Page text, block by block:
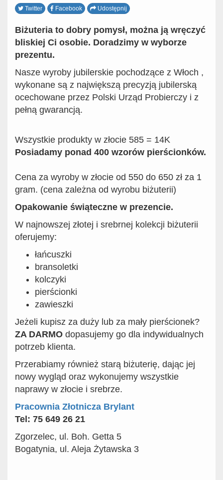
Twitter Facebook Udostępnij
Biżuteria to dobry pomysł, można ją wręczyć
bliskiej Ci osobie. Doradzimy w wyborze
prezentu.
Nasze wyroby jubilerskie pochodzące z Włoch ,
wykonane są z największą precyzją jubilerską
ocechowane przez Polski Urząd Probierczy i z
pełną gwarancją.
Wszystkie produkty w złocie 585 = 14K
Posiadamy ponad 400 wzorów pierścionków.
Cena za wyroby w złocie od 550 do 650 zł za 1
gram. (cena zależna od wyrobu biżuterii)
Opakowanie świąteczne w prezencie.
W najnowszej złotej i srebrnej kolekcji biżuterii
oferujemy:
łańcuszki
bransoletki
kolczyki
pierścionki
zawieszki
Jeżeli kupisz za duży lub za mały pierścionek?
ZA DARMO dopasujemy go dla indywidualnych
potrzeb klienta.
Przerabiamy również starą biżuterię, dając jej
nowy wygląd oraz wykonujemy wszystkie
naprawy w złocie i srebrze.
Pracownia Złotnicza Brylant
Tel: 75 649 26 21
Zgorzelec, ul. Boh. Getta 5
Bogatynia, ul. Aleja Żytawska 3